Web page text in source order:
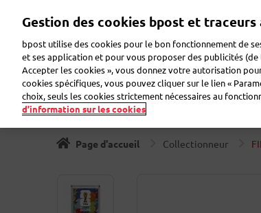
principal
Bienvenue sur eShop
Timbres Collectionneur Cartes de
Page d'accueil Collectionneur
Gestion des cookies bpost et
bpost utilise des cookies pour le bon fonctionnement de
et ses application et pour vous proposer des publicités
Accepter les cookies », vous donnez votre autorisation
cookies spécifiques, vous pouvez cliquer sur le lien «
choix, seuls les cookies strictement nécessaires au
d’information sur les cookies